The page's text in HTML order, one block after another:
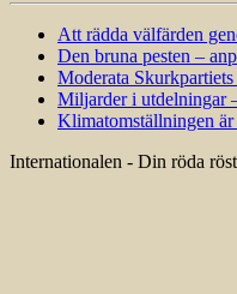
Att rädda välfärden
Den bruna pesten –
Moderata
Miljarder i utdelningar
Klimatomställningen
Internationalen - Din röda